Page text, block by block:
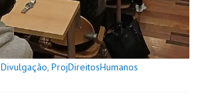
Divulgação, ProjDireitosHumanos